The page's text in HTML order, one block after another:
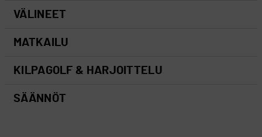
VÄLINEET
MATKAILU
KILPAGOLF & HARJOITTELU
SÄÄNNÖT